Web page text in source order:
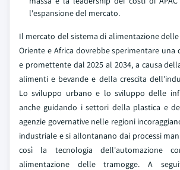
l'espansione del mercato.
Il mercato del sistema di alimentazione
Oriente e Africa dovrebbe sperimentare una
e promettente dal 2025 al 2034, a causa
alimenti e bevande e della crescita
Lo sviluppo urbano e lo sviluppo delle
anche guidando i settori della plastica e
agenzie governative nelle regioni
industriale e si allontanano dai processi
così la tecnologia dell'automazione
alimentazione delle tramogge. A